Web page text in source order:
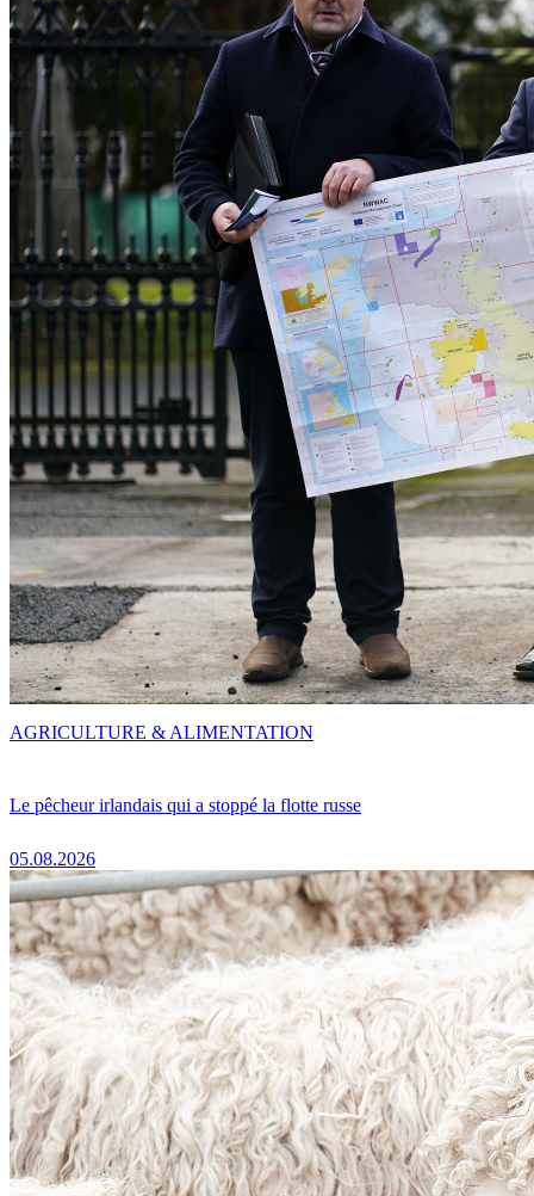
Le pêcheur irlandais qui a stoppé la flotte russe
05.08.2026
AGRICULTURE & ALIMENTATION